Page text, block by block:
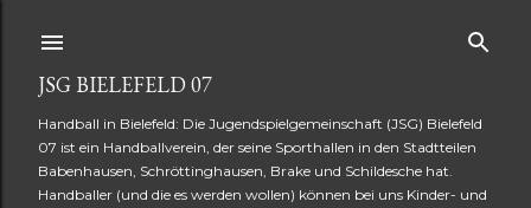
JSG BIELEFELD 07
Handball in Bielefeld: Die Jugendspielgemeinschaft (JSG) Bielefeld
07 ist ein Handballverein, der seine Sporthallen in den Stadtteilen
Babenhausen, Schröttinghausen, Brake und Schildesche hat.
Handballer (und die es werden wollen) können bei uns Kinder- und